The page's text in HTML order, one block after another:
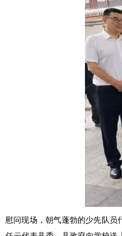
慰问现场，朝气蓬勃的少先队员